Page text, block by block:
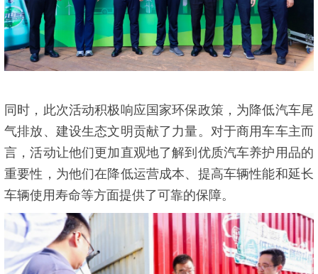
同时，此次活动积极响应国家环保政策，为降低汽车尾
气排放、建设生态文明贡献了力量。对于商用车车主而
言，活动让他们更加直观地了解到优质汽车养护用品的
重要性，为他们在降低运营成本、提高车辆性能和延长
车辆使用寿命等方面提供了可靠的保障。